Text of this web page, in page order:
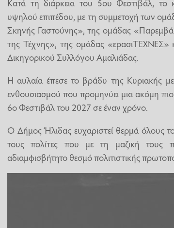
υψηλού επιπέδου, με τη συμμετοχή των
Σκηνής Γαστούνης», της ομάδας
της Τέχνης», της ομάδας
Δικηγορικού Συλλόγου Αμαλιάδας.
Η αυλαία έπεσε το βράδυ της Κυριακής
ενθουσιασμού που προμηνύει μια ακόμη πιο
6ο Φεστιβάλ του 2027 σε έναν χρόνο.
Ο Δήμος Ήλιδας ευχαριστεί θερμά όλους
τους πολίτες που με τη μαζική τους
αδιαμφισβήτητο θεσμό πολιτιστικής